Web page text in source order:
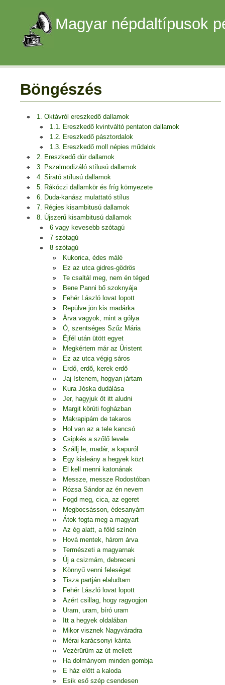
Magyar népdaltípusok
Böngészés
1. Oktávról ereszkedő dallamok
1.1. Ereszkedő kvintváltó pentaton dallamok
1.2. Ereszkedő pásztordalok
1.3. Ereszkedő moll népies műdalok
2. Ereszkedő dúr dallamok
3. Pszalmodizáló stílusú dallamok
4. Sirató stílusú dallamok
5. Rákóczi dallamkör és fríg környezete
6. Duda-kanász mulattató stílus
7. Régies kisambitusú dallamok
8. Újszerű kisambitusú dallamok
6 vagy kevesebb szótagú
7 szótagú
8 szótagú
Kukorica, édes málé
Ez az utca gidres-gödrös
Te csaltál meg, nem én téged
Bene Panni bő szoknyája
Fehér László lovat lopott
Repülve jön kis madárka
Árva vagyok, mint a gólya
Ó, szentséges Szűz Mária
Éjfél után ütött egyet
Megkértem már az Úristent
Ez az utca végig sáros
Erdő, erdő, kerek erdő
Jaj Istenem, hogyan jártam
Kura Jóska dudálása
Jer, hagyjuk őt itt aludni
Margit körúti fogházban
Makrapipám de takaros
Hol van az a tele kancsó
Csipkés a szőlő levele
Szállj le, madár, a kapuról
Egy kisleány a hegyek közt
El kell menni katonának
Messze, messze Rodostóban
Rózsa Sándor az én nevem
Fogd meg, cica, az egeret
Megbocsásson, édesanyám
Átok fogta meg a magyart
Az ég alatt, a föld színén
Hová mentek, három árva
Természeti a magyarnak
Új a csizmám, debreceni
Könnyű venni feleséget
Tisza partján elaludtam
Fehér László lovat lopott
Azért csillag, hogy ragyogjon
Uram, uram, bíró uram
Itt a hegyek oldalában
Mikor visznek Nagyváradra
Mérai karácsonyi kánta
Vezérürüm az út mellett
Ha dolmányom minden gombja
E ház előtt a kaloda
Esik eső szép csendesen